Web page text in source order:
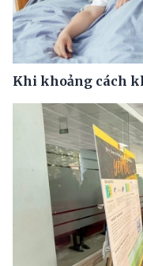
Khi khoảng cách